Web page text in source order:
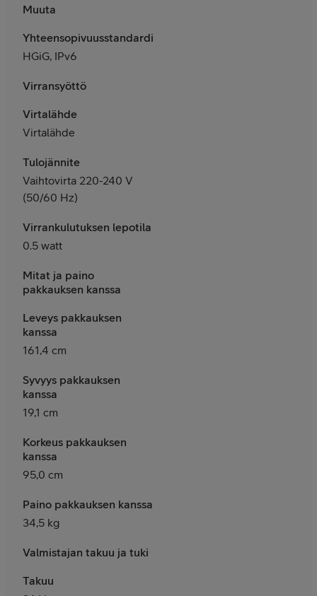
Muuta
Yhteensopivuusstandardit
HGiG, IPv6
Virransyöttö
Virtalähde
Virtalähde
Tulojännite
Vaihtovirta 220-240 V
(50/60 Hz)
Virrankulutuksen lepotila
0.5 watt
Mitat ja paino
pakkauksen kanssa
Leveys pakkauksen
kanssa
161,4 cm
Syvyys pakkauksen
kanssa
19,1 cm
Korkeus pakkauksen
kanssa
95,0 cm
Paino pakkauksen kanssa
34,5 kg
Valmistajan takuu ja tuki
Takuu